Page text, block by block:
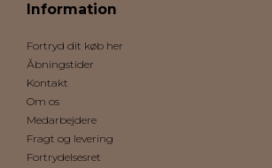
Information
Fortryd dit køb her
Åbningstider
Kontakt
Om os
Medarbejdere
Fragt og levering
Fortrydelsesret